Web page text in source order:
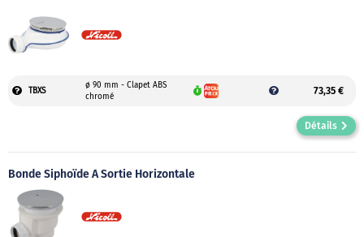
TBXS
ø 90 mm - Clapet ABS
chromé
73,35 €
Détails
Bonde Siphoïde À Sortie Horizontale